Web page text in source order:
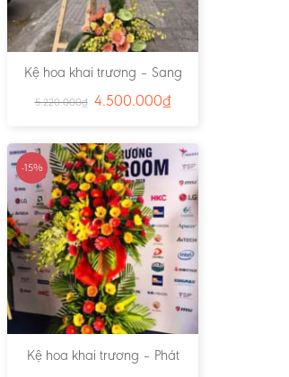
Kệ hoa khai trương – Sang
5.220.000₫ 4.500.000₫
-15%
Kệ hoa khai trương – Phát